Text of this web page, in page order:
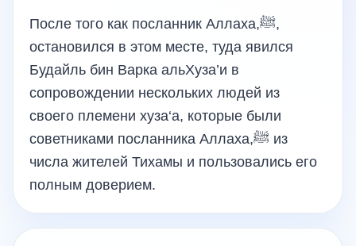
После того как посланник Аллаха,ﷺ,
остановился в этом месте, туда явился
Будайль бин Варка альХуза’и в
сопровождении нескольких людей из
своего племени хуза‘а, которые были
советниками посланника Аллаха,ﷺ из
числа жителей Тихамы и пользовались его
полным доверием.